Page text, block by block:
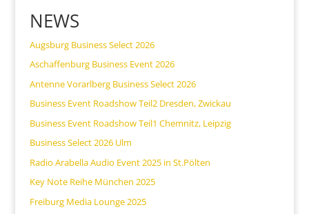
NEWS
Augsburg Business Select 2026
Aschaffenburg Business Event 2026
Antenne Vorarlberg Business Select 2026
Business Event Roadshow Teil2 Dresden, Zwickau
Business Event Roadshow Teil1 Chemnitz, Leipzig
Business Select 2026 Ulm
Radio Arabella Audio Event 2025 in St.Pölten
Key Note Reihe München 2025
Freiburg Media Lounge 2025